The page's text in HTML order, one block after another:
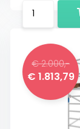
€ 2.000,-
€ 1.813,79